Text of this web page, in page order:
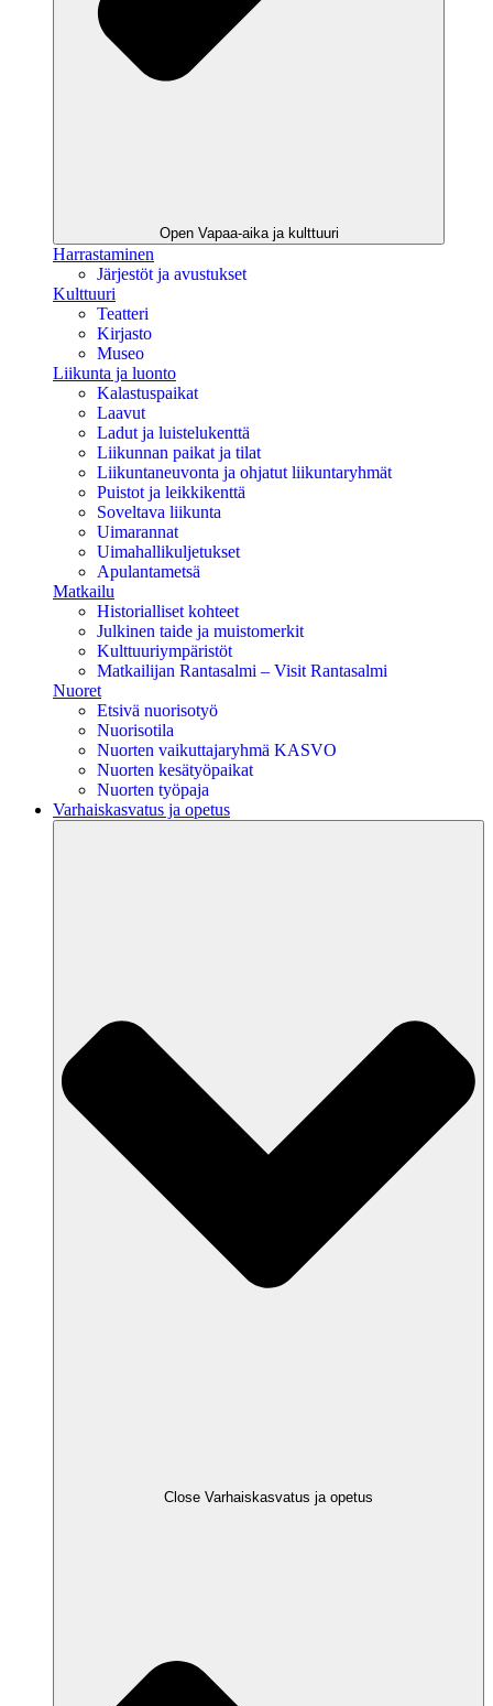
Open Vapaa-aika ja kulttuuri
Harrastaminen
Järjestöt ja avustukset
Kulttuuri
Teatteri
Kirjasto
Museo
Liikunta ja luonto
Kalastuspaikat
Laavut
Ladut ja luistelukenttä
Liikunnan paikat ja tilat
Liikuntaneuvonta ja ohjatut liikuntaryhmät
Puistot ja leikkikenttä
Soveltava liikunta
Uimarannat
Uimahallikuljetukset
Apulantametsä
Matkailu
Historialliset kohteet
Julkinen taide ja muistomerkit
Kulttuuriympäristöt
Matkailijan Rantasalmi – Visit Rantasalmi
Nuoret
Etsivä nuorisotyö
Nuorisotila
Nuorten vaikuttajaryhmä KASVO
Nuorten kesätyöpaikat
Nuorten työpaja
Varhaiskasvatus ja opetus
Close Varhaiskasvatus ja opetus